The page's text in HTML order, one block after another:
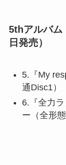
5thアルバム
日発売）
5.『My
通Disc1）
6.『全力
ー（全形